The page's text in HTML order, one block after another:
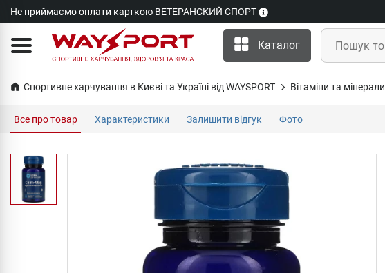
Не приймаємо оплати карткою ВЕТЕРАНСКИЙ СПОРТ
Каталог
Спортивне харчування в Києві та Україні від WAYSPORT Вітаміни та мінерали
Все про товар Характеристики Залишити відгук Фото